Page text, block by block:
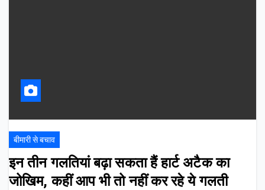
बीमारी से बचाव
इन तीन गलतियां बढ़ा सकता हैं हार्ट अटैक का
जोखिम, कहीं आप भी तो नहीं कर रहे ये गलती